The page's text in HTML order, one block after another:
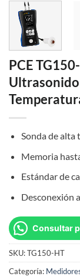
PCE
Sonda de alta
Memoria
Estándar de
Desconexión
Consultar
SKU:TG150-HT
Categoría: